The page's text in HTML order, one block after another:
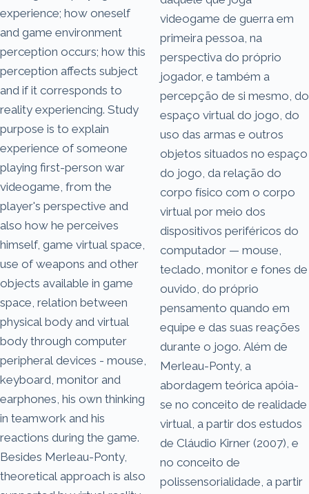
experience; how oneself
and game environment
perception occurs; how this
perception affects subject
and if it corresponds to
reality experiencing. Study
purpose is to explain
experience of someone
playing first-person war
videogame, from the
player's perspective and
also how he perceives
himself, game virtual space,
use of weapons and other
objects available in game
space, relation between
physical body and virtual
body through computer
peripheral devices - mouse,
keyboard, monitor and
earphones, his own thinking
in teamwork and his
reactions during the game.
Besides Merleau-Ponty,
theoretical approach is also
videogame de guerra em
primeira pessoa, na
perspectiva do próprio
jogador, e também a
percepção de si mesmo, do
espaço virtual do jogo, do
uso das armas e outros
objetos situados no espaço
do jogo, da relação do
corpo físico com o corpo
virtual por meio dos
dispositivos periféricos do
computador — mouse,
teclado, monitor e fones de
ouvido, do próprio
pensamento quando em
equipe e das suas reações
durante o jogo. Além de
Merleau-Ponty, a
abordagem teórica apóia-
se no conceito de realidade
virtual, a partir dos estudos
de Cláudio Kirner (2007), e
no conceito de
polissensorialidade, a partir